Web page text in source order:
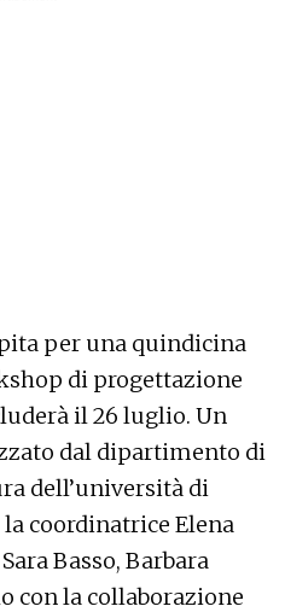
per una quindicina
di progettazione
il 26 luglio. Un
dal dipartimento di
dell’università di
coordinatrice Elena
Basso, Barbara
con la collaborazione